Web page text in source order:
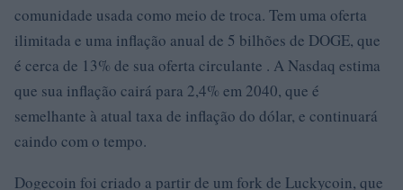
comunidade usada como meio de troca. Tem uma oferta
ilimitada e uma inflação anual de 5 bilhões de DOGE, que
é cerca de 13% de sua oferta circulante . A Nasdaq estima
que sua inflação cairá para 2,4% em 2040, que é
semelhante à atual taxa de inflação do dólar, e continuará
caindo com o tempo.
Dogecoin foi criado a partir de um fork de Luckycoin, que